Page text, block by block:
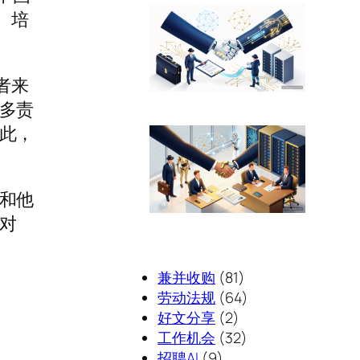
培
来
责
，
他
兼并收购 (81)
劳动法规 (64)
好文分享 (2)
工作机会 (32)